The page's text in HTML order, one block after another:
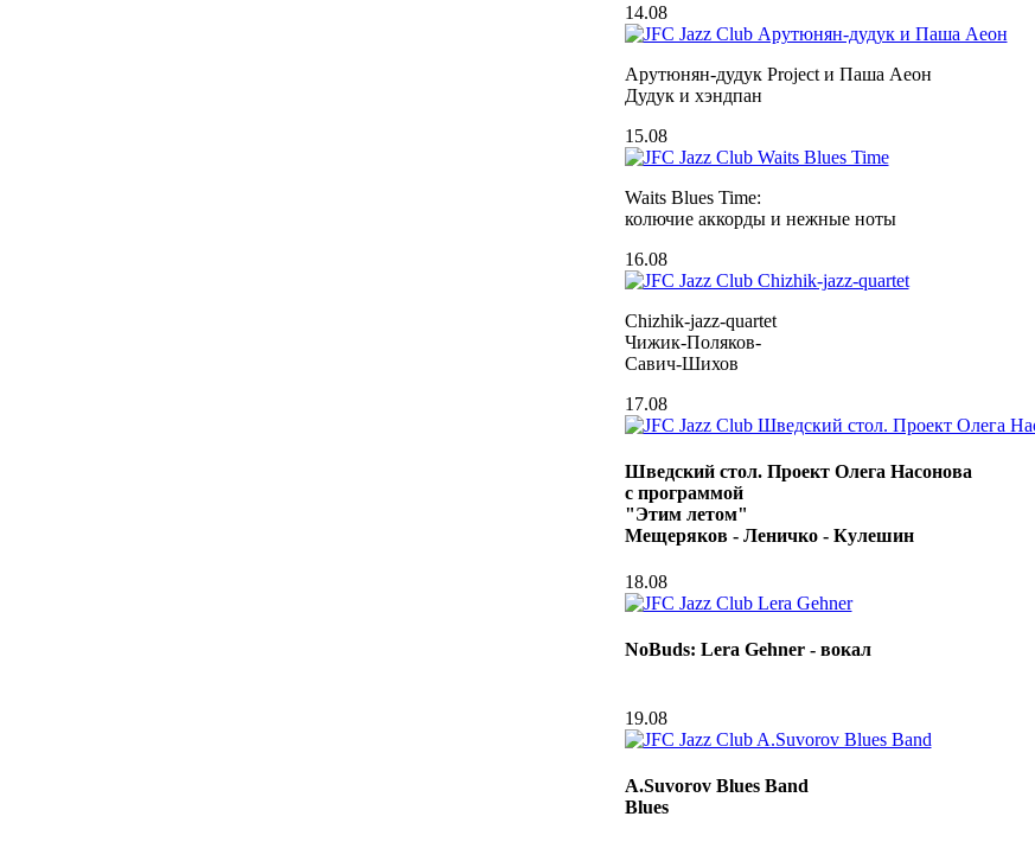
14.08
Арутюнян-дудук Project и Паша Аеон
Дудук и хэндпан
15.08
Waits Blues Time:
колючие аккорды и нежные ноты
16.08
Chizhik-jazz-quartet
Чижик-Поляков-
Савич-Шихов
17.08
Шведский стол. Проект Олега Насонова
с программой
"Этим летом"
Мещеряков - Леничко - Кулешин
18.08
NoBuds: Lera Gehner - вокал
19.08
A.Suvorov Blues Band
Blues